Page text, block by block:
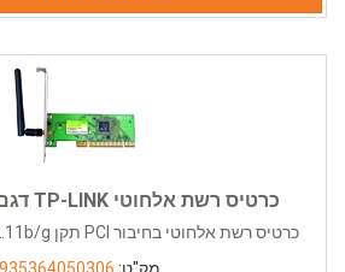
כרטיס רשת אלחוטי TP-LINK דגם TL-WN353GD
כרטיס רשת אלחוטי בחיבור PCI תקן 802.11b/g מהירות 54Mbps